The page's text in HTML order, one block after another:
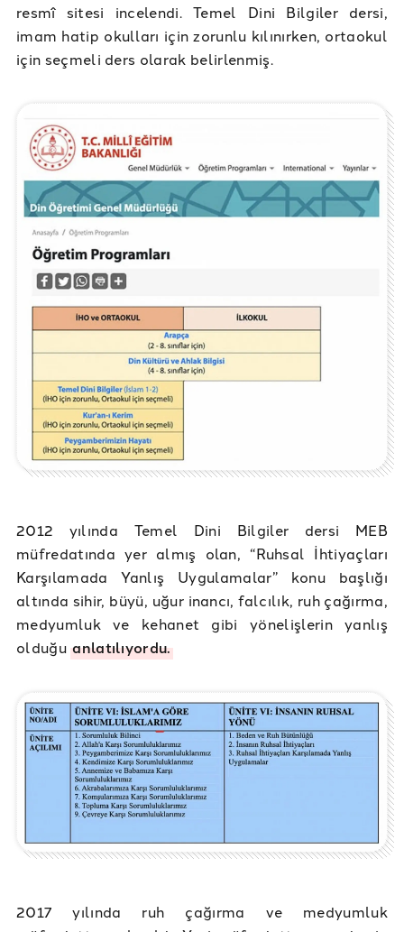
resmî sitesi incelendi. Temel Dini Bilgiler dersi,
imam hatip okulları için zorunlu kılınırken, ortaokul
için seçmeli ders olarak belirlenmiş.
2012 yılında Temel Dini Bilgiler dersi MEB
müfredatında yer almış olan, “Ruhsal İhtiyaçları
Karşılamada Yanlış Uygulamalar” konu başlığı
altında sihir, büyü, uğur inancı, falcılık, ruh çağırma,
medyumluk ve kehanet gibi yönelişlerin yanlış
olduğuanlatılıyordu.
2017 yılında ruh çağırma ve medyumluk